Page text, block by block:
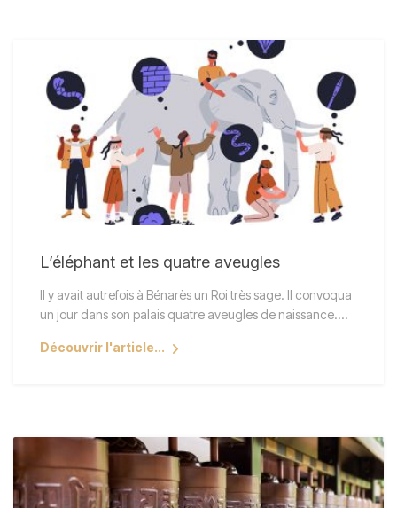
L’éléphant et les quatre aveugles
Il y avait autrefois à Bénarès un Roi très sage. Il convoqua
un jour dans son palais quatre aveugles de naissance.…
Découvrir l'article...